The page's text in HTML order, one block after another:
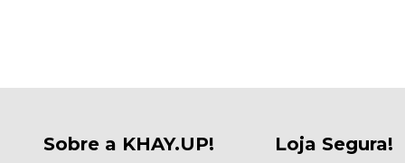
Sobre a KHAY.UP! Loja Segura!